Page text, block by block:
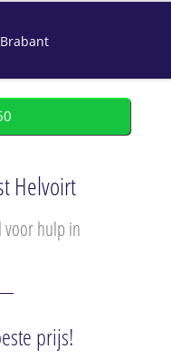
Helvoirt
voor hulp in
prijs!